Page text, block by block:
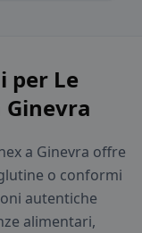
per Le
Ginevra
a Ginevra offre
o conformi
autentiche
alimentari,